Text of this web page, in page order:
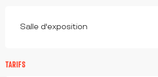
Salle d'exposition
TARIFS